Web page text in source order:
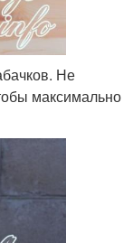
Не
максимально